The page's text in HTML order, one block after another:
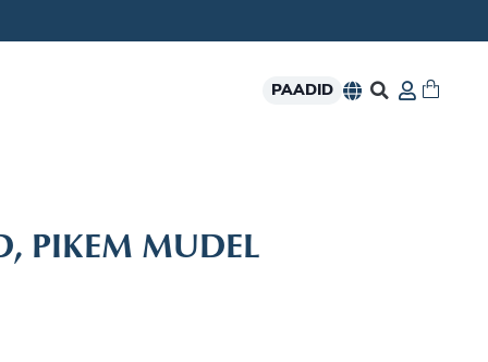
PAADID
PIKEM MUDEL